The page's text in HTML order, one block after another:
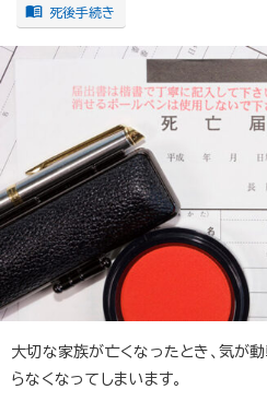
死後手続き
大切な家族が亡くなったとき、気が
らなくなってしまいます。